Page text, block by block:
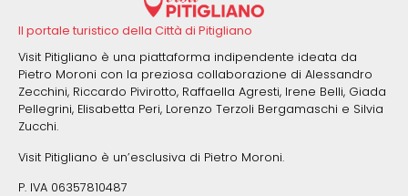
Il portale turistico della Città di Pitigliano
Visit Pitigliano è una piattaforma indipendente ideata da
Pietro Moroni con la preziosa collaborazione di Alessandro
Zecchini, Riccardo Pivirotto, Raffaella Agresti, Irene Belli, Giada
Pellegrini, Elisabetta Peri, Lorenzo Terzoli Bergamaschi e Silvia
Zucchi.
Visit Pitigliano è un’esclusiva di Pietro Moroni.
P. IVA 06357810487